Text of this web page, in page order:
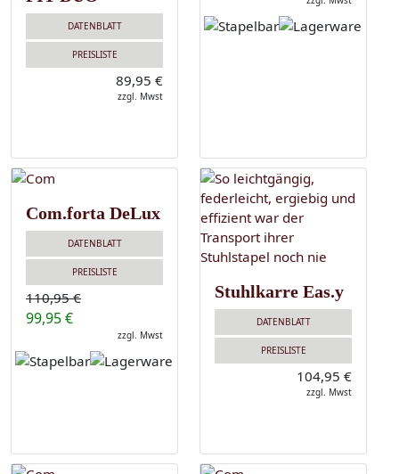
DATENBLATT
PREISLISTE
89,95 €
zzgl. Mwst
Com.forta DeLux
DATENBLATT
PREISLISTE
110,95 €
99,95 €
zzgl. Mwst
Stuhlkarre Eas.y
DATENBLATT
PREISLISTE
104,95 €
zzgl. Mwst